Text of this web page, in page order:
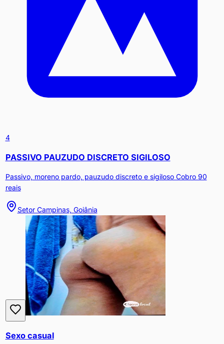
4
PASSIVO PAUZUDO DISCRETO SIGILOSO
Passivo, moreno pardo, pauzudo discreto e sigiloso Cobro 90
reais
Setor Campinas, Goiânia
Sexo casual